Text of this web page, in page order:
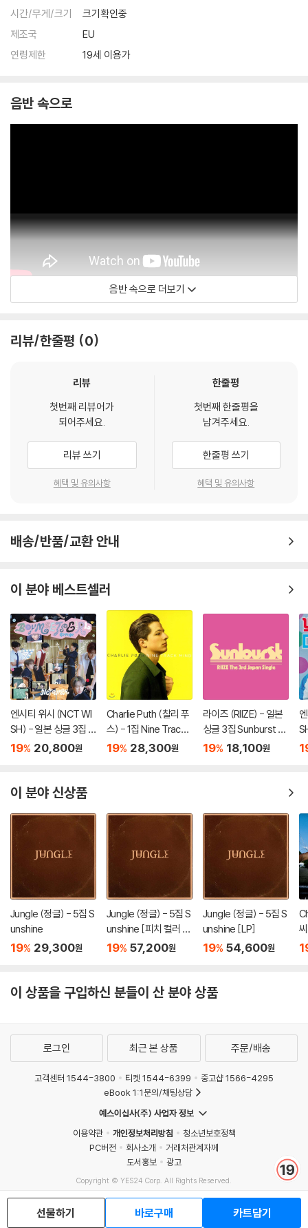
시간/무게/크기
크기확인중
제조국
EU
연령제한
19세 이용가
음반 속으로
음반 속으로 더보기
리뷰/한줄평 0
리뷰
첫번째 리뷰어가
되어주세요.
리뷰 쓰기
혜택 및 유의사항
한줄평
첫번째 한줄평을
남겨주세요.
한줄평 쓰기
혜택 및 유의사항
배송/반품/교환 안내
이 분야 베스트셀러
엔시티 위시 (NCT WI
SH) - 일본 싱글 3집 Y
O-I-DON! / BOY ME
19% 20,800원
Charlie Puth (찰리 푸
스) - 1집 Nine Track
Mind [LP]
19% 28,300원
라이즈 (RIIZE) - 일본
싱글 3집 Sunburst [I
NITIAL PRESS]
19% 18,100원
이 분야 신상품
Jungle (정글) - 5집 S
unshine
19% 29,300원
Jungle (정글) - 5집 S
unshine [피치 컬러 L
P]
19% 57,200원
Jungle (정글) - 5집 S
unshine [LP]
19% 54,600원
이 상품을 구입하신 분들이 산 분야 상품
선물하기 바로구매 카트담기
로그인 최근 본 상품 주문/배송
고객센터 1544-3800 티켓 1544-6399
중고샵 1566-4295
eBook 1:1문의/채팅상담
예스이십사(주) 사업자 정보
이용약관
개인정보처리방침
청소년보호정책
PC버전
회사소개
거래처관계자께
도서홍보
광고
Copyright © YES24 Corp. All Rights Reserved.